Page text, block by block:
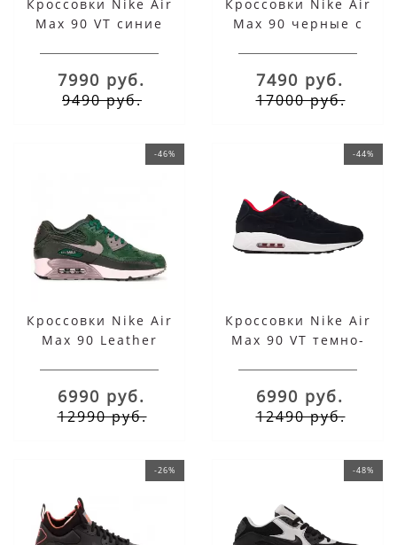
Кроссовки Nike Air
Max 90 VT синие
7990 руб.
9490 руб.
Кроссовки Nike Air
Max 90 черные с
7490 руб.
17000 руб.
-46%
Кроссовки Nike Air
Max 90 Leather
6990 руб.
12990 руб.
-44%
Кроссовки Nike Air
Max 90 VT темно-
6990 руб.
12490 руб.
-26% -48%